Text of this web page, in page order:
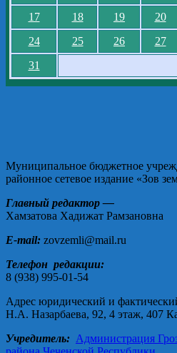
17
18 19 20
24
25 26 27
31
Муниципальное бюджетное
районное сетевое издание «Зов
Главный редактор —
Хамзатова Хадижат Рамзановна
E-mail: zovzemli@mail.ru
Телефон редакции:
8 (938) 995-01-54
Адрес юридический и
Н.А. Назарбаева, 92, 4 этаж, 407
Учредитель: Администрация